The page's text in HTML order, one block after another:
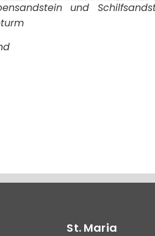
und
St. Maria